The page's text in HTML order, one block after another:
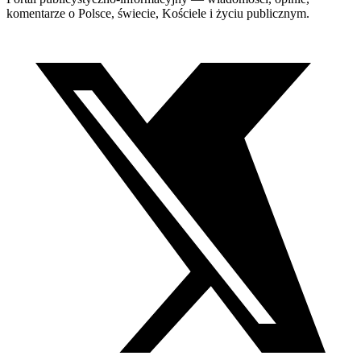
komentarze o Polsce, świecie, Kościele i życiu publicznym.